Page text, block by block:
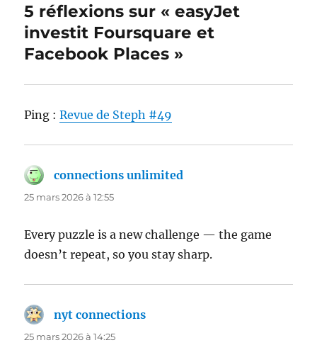
5 réflexions sur « easyJet
investit Foursquare et
Facebook Places »
Ping :Revue de Steph #49
connections unlimited
25 mars 2026 à 12:55
Every puzzle is a new challenge — the game
doesn’t repeat, so you stay sharp.
nyt connections
25 mars 2026 à 14:25